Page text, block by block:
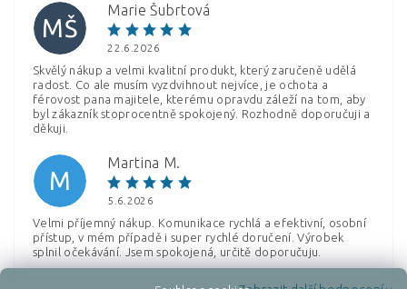
MŠ
Marie Šubrtová
22.6.2026
Skvělý nákup a velmi kvalitní produkt, který zaručeně udělá
radost. Co ale musím vyzdvihnout nejvíce, je ochota a
férovost pana majitele, kterému opravdu záleží na tom, aby
byl zákazník stoprocentně spokojený. Rozhodně doporučuji a
děkuji.
M
Martina M.
5.6.2026
Velmi příjemný nákup. Komunikace rychlá a efektivní, osobní
přístup, v mém případě i super rychlé doručení. Výrobek
splnil očekávání. Jsem spokojená, určitě doporučuju.